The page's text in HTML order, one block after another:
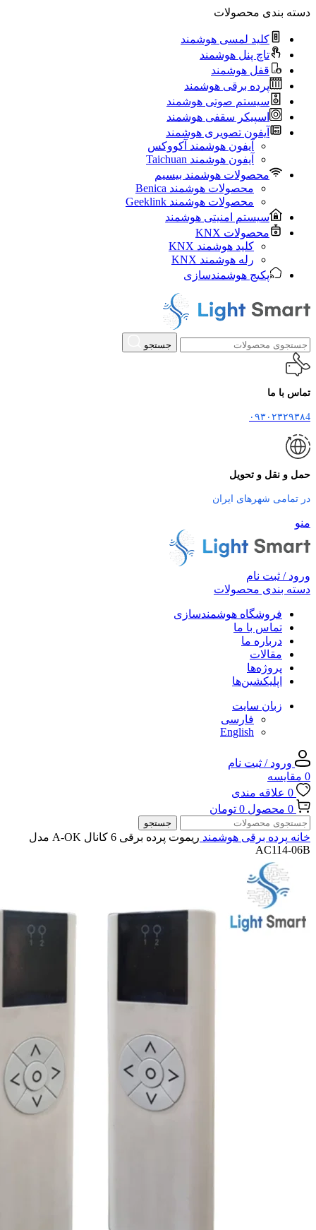
دسته بندی محصولات
کلید لمسی هوشمند
تاچ پنل هوشمند
قفل هوشمند
پرده برقی هوشمند
سیستم صوتی هوشمند
اسپیکر سقفی هوشمند
آیفون تصویری هوشمند
آيفون هوشمند آکووکس
آیفون هوشمند Taichuan
محصولات هوشمند بیسیم
محصولات هوشمند Benica
محصولات هوشمند Geeklink
سیستم امنیتی هوشمند
محصولات KNX
کلید هوشمند KNX
رله هوشمند KNX
پکیج هوشمندسازی
جستجو
تماس با ما
۰۹۳۰۲۳۲۹۳۸4
حمل و نقل و تحویل
در تمامی شهرهای ایران
منو
ورود / ثبت نام
دسته بندی محصولات
فروشگاه هوشمندسازی
تماس با ما
درباره ما
مقالات
پروژه‌ها
اپلیکشین‌ها
زبان سایت
فارسی
English
ورود / ثبت نام
0 مقایسه
0 علاقه مندی
0 محصول 0 تومان
جستجو
خانه پرده برقی هوشمند
ریموت پرده برقی 6 کانال A-OK مدل
AC114-06B